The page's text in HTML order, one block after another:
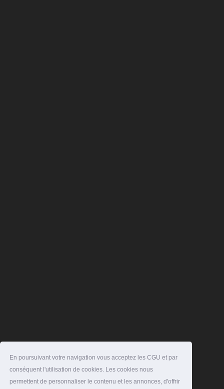
En poursuivant votre navigation vous acceptez les CGU et par
conséquent l'utilisation de cookies. Les cookies nous
permettent de personnaliser le contenu et les annonces, d'offrir